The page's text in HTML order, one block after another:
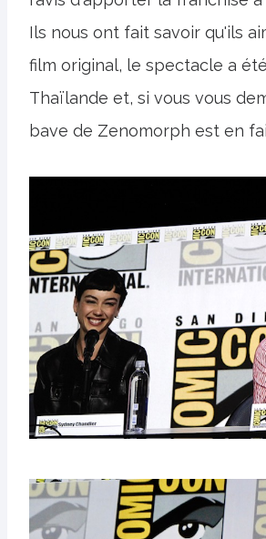
Ils nous ont fait savoir qu'ils
film original, le spectacle a
Thaïlande et, si vous vous
bave de Zenomorph est en